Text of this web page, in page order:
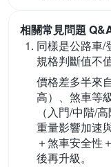
相關常見問題
同樣是公路車/
規格判斷值不
價格差多半來
高）、煞車等
（入門/中階/
重量影響加速
＋煞車安全性
後再升級。